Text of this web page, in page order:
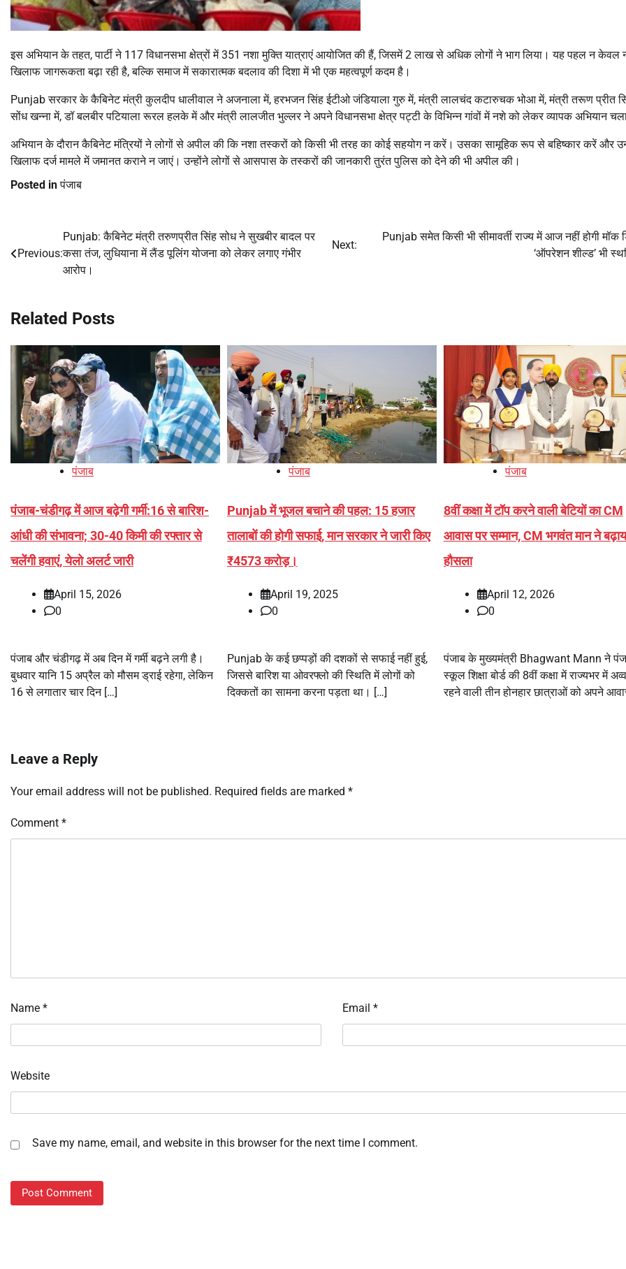
इस अभियान के तहत, पार्टी ने 117 विधानसभा क्षेत्रों में 351 नशा मुक्ति यात्राएं आयोजित की हैं, जिसमें 2 लाख से अधिक लोगों ने भाग लिया। यह पहल न
खिलाफ जागरूकता बढ़ा रही है, बल्कि समाज में सकारात्मक बदलाव की दिशा में भी एक महत्वपूर्ण कदम है।
Punjab सरकार के कैबिनेट मंत्री कुलदीप धालीवाल ने अजनाला में, हरभजन सिंह ईटीओ जंडियाला गुरु में, मंत्री लालचंद कटारुचक भोआ में, मंत्री तरूण प्रीत
सोंध खन्ना में, डॉ बलबीर पटियाला रूरल हलके में और मंत्री लालजीत भुल्लर ने अपने विधानसभा क्षेत्र पट्टी के विभिन्न गांवों में नशे को लेकर व्यापक अभियान
अभियान के दौरान कैबिनेट मंत्रियों ने लोगों से अपील की कि नशा तस्करों को किसी भी तरह का कोई सहयोग न करें। उसका सामूहिक रूप से बहिष्कार करें और
खिलाफ दर्ज मामले में जमानत कराने न जाएं। उन्होंने लोगों से आसपास के तस्करों की जानकारी तुरंत पुलिस को देने की भी अपील की।
Posted inपंजाब
navigation
Previous:
Punjab: कैबिनेट मंत्री तरुणप्रीत सिंह सोध ने सुखबीर बादल पर
कसा तंज, लुधियाना में लैंड पूलिंग योजना को लेकर लगाए गंभीर
आरोप।
Next:
Punjab समेत किसी भी सीमावर्ती राज्य में आज नहीं होगी मॉक
‘ऑपरेशन शील्ड’ भी
Related Posts
पंजाब
पंजाब-चंडीगढ़ में आज बढ़ेगी गर्मी:16 से बारिश-
आंधी की संभावना; 30-40 किमी की रफ्तार से
चलेंगी हवाएं, येलो अलर्ट जारी
April 15, 2026
0
पंजाब और चंडीगढ़ में अब दिन में गर्मी बढ़ने लगी है।
बुधवार यानि 15 अप्रैल को मौसम ड्राई रहेगा, लेकिन
16 से लगातार चार दिन […]
पंजाब
Punjab में भूजल बचाने की पहल: 15 हजार
तालाबों की होगी सफाई, मान सरकार ने जारी किए
₹4573 करोड़।
April 19, 2025
0
Punjab के कई छप्पड़ों की दशकों से सफाई नहीं हुई,
जिससे बारिश या ओवरफ्लो की स्थिति में लोगों को
दिक्कतों का सामना करना पड़ता था। […]
पंजाब
8वीं कक्षा में टॉप करने वाली बेटियों का CM
आवास पर सम्मान, CM भगवंत मान ने
हौसला
April 12, 2026
0
पंजाब के मुख्यमंत्री Bhagwant Mann ने
स्कूल शिक्षा बोर्ड की 8वीं कक्षा में राज्यभर में
रहने वाली तीन होनहार छात्राओं को अपने
Leave a Reply
Your email address will not be published. Required fields are marked *
Comment *
Name * Email *
Website
Save my name, email, and website in this browser for the next time I comment.